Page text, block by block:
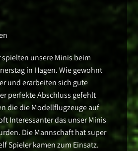
spielten unsere Minis beim
in Hagen. Wie gewohnt
und erarbeiten sich gute
perfekte Abschluss gefehlt
die die Modellflugzeuge auf
Interessanter das unser Minis
Die Mannschaft hat super
Spieler kamen zum Einsatz.